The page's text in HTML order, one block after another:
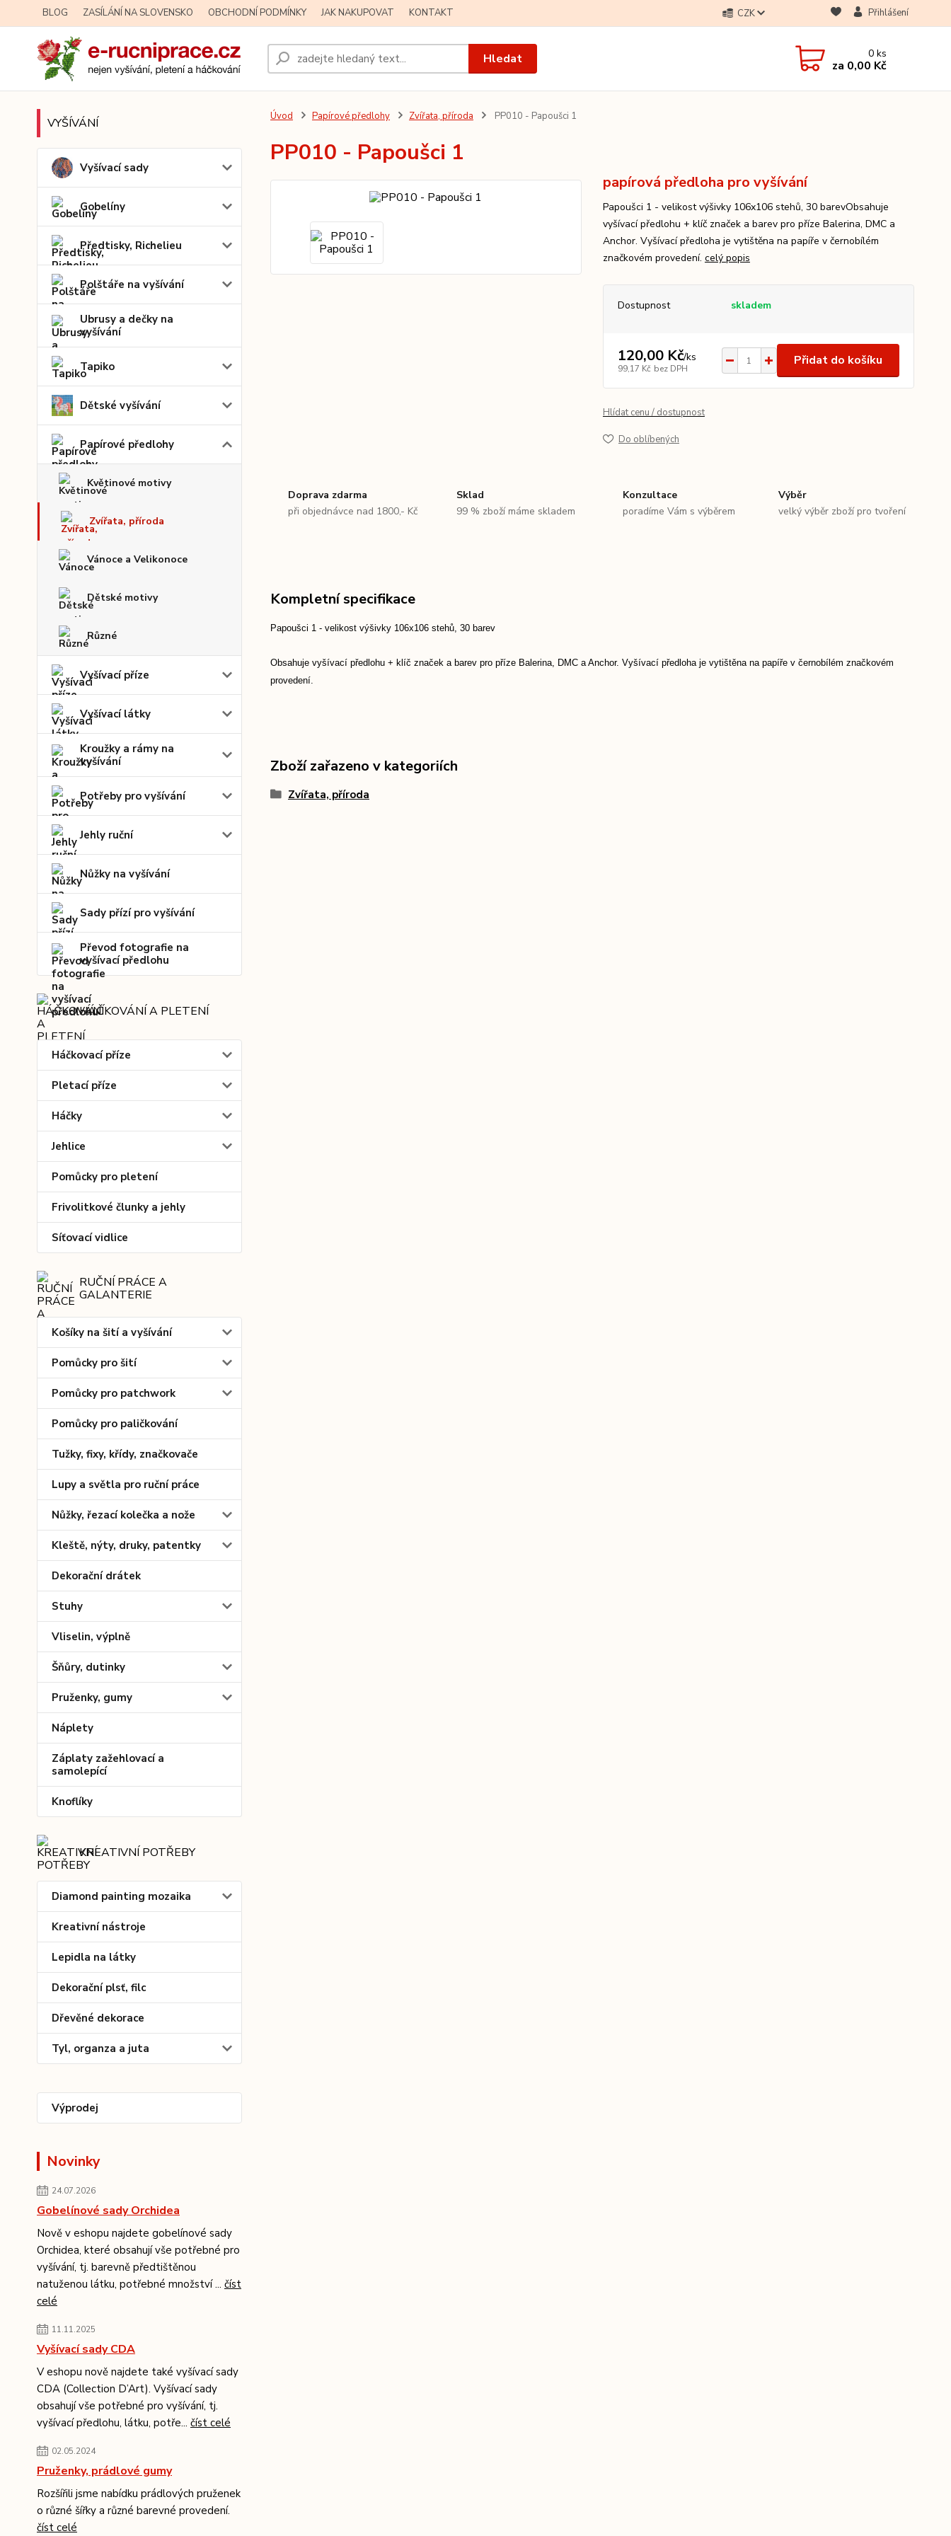
BLOG ZASÍLÁNÍ NA SLOVENSKO OBCHODNÍ PODMÍNKY JAK NAKUPOVAT KONTAKT CZK Přihlášení
Hledat 0ks
za 0,00 Kč
VYŠÍVÁNÍ
Vyšívací sady
Gobelíny
Předtisky, Richelieu
Polštáře na vyšívání
Ubrusy a dečky na
vyšívání
Tapiko
Dětské vyšívání
Papírové předlohy
Květinové motivy
Zvířata, příroda
Vánoce a Velikonoce
Dětské motivy
Různé
Vyšívací příze
Vyšívací látky
Kroužky a rámy na
vyšívání
Potřeby pro vyšívání
Jehly ruční
Nůžky na vyšívání
Sady přízí pro vyšívání
Převod fotografie na
vyšívací předlohu
HÁČKOVÁNÍ A PLETENÍ
Háčkovací příze
Pletací příze
Háčky
Jehlice
Pomůcky pro pletení
Frivolitkové člunky a jehly
Síťovací vidlice
RUČNÍ PRÁCE A
GALANTERIE
Košíky na šití a vyšívání
Pomůcky pro šití
Pomůcky pro patchwork
Pomůcky pro paličkování
Tužky, fixy, křídy, značkovače
Lupy a světla pro ruční práce
Nůžky, řezací kolečka a nože
Kleště, nýty, druky, patentky
Dekorační drátek
Stuhy
Vliselin, výplně
Šňůry, dutinky
Pruženky, gumy
Náplety
Záplaty zažehlovací a
samolepící
Knoflíky
KREATIVNÍ POTŘEBY
Diamond painting mozaika
Kreativní nástroje
Lepidla na látky
Dekorační plsť, filc
Dřevěné dekorace
Tyl, organza a juta
Výprodej
Novinky
24.07.2026
Gobelínové sady Orchidea
Nově v eshopu najdete gobelínové sady
Orchidea, které obsahují vše potřebné pro
vyšívání, tj. barevně předtištěnou
natuženou látku, potřebné množství ... číst
celé
11.11.2025
Vyšívací sady CDA
V eshopu nově najdete také vyšívací sady
CDA (Collection D’Art). Vyšívací sady
obsahují vše potřebné pro vyšívání, tj.
vyšívací předlohu, látku, potře... číst celé
02.05.2024
Pruženky, prádlové gumy
Rozšířili jsme nabídku prádlových pruženek
o různé šířky a různé barevné provedení.
číst celé
Úvod Papírové předlohy Zvířata, příroda PP010 - Papoušci 1
PP010 - Papoušci 1
papírová předloha pro vyšívání
Papoušci 1 - velikost výšivky 106x106 stehů, 30 barevObsahuje
vyšívací předlohu + klíč značek a barev pro příze Balerina, DMC a
Anchor. Vyšívací předloha je vytištěna na papíře v černobílém
značkovém provedení. celý popis
Dostupnost skladem
120,00 Kč/ks
99,17 Kč bez DPH
Přidat do košíku
Hlídat cenu / dostupnost
Do oblíbených
Doprava zdarma
při objednávce nad 1800,- Kč
Sklad
99 % zboží máme skladem
Konzultace
poradíme Vám s výběrem
Výběr
velký výběr zboží pro tvoření
Kompletní specifikace
Papoušci 1 - velikost výšivky 106x106 stehů, 30 barev
Obsahuje vyšívací předlohu + klíč značek a barev pro příze Balerina, DMC a Anchor. Vyšívací předloha je vytištěna na papíře v černobílém značkovém
provedení.
Zboží zařazeno v kategoriích
Zvířata, příroda